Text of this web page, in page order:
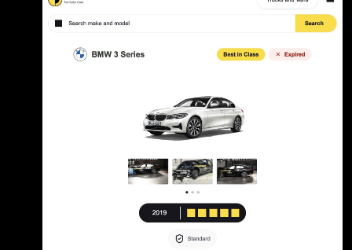
一樣沒有 這下尷尬了.. 還好銷量不高。不會被抓
去撞測 先吹一波操控 --